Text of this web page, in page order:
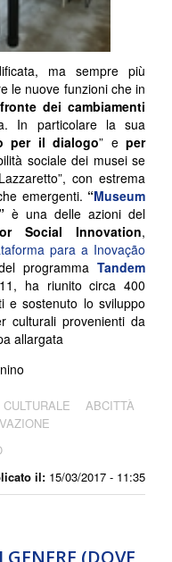
il: 15/03/2017 - 11:35
ma sempre più
le nuove funzioni che in
dei cambiamenti
In particolare la sua
per il dialogo” eper
sociale dei musei se
con estrema
emergenti. “Museum
” è una delle azioni del
Social Innovation,
para a Inovação
programma Tandem
ha riunito circa 400
e sostenuto lo sviluppo
culturali provenienti da
allargata
ABCITTÀ
(DOVE